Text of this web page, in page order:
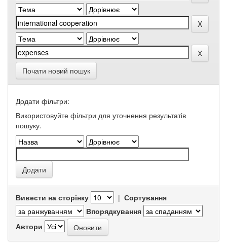
Почати новий пошук
Додати фільтри:
Використовуйте фільтри для уточнення результатів
пошуку.
Вивести на сторінку | Сортування
Впорядкування
Автори